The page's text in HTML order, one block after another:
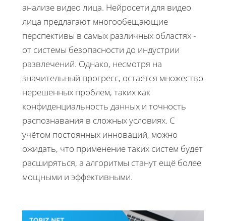
анализе видео лица. Нейросети для видео
лица предлагают многообещающие
перспективы в самых различных областях -
от системы безопасности до индустрии
развлечений. Однако, несмотря на
значительный прогресс, остаётся множество
нерешённых проблем, таких как
конфиденциальность данных и точность
распознавания в сложных условиях. С
учётом постоянных инноваций, можно
ожидать, что применение таких систем будет
расширяться, а алгоритмы станут ещё более
мощными и эффективными.